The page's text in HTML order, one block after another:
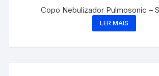
Copo Nebulizador Pulmosonic –
LER MAIS